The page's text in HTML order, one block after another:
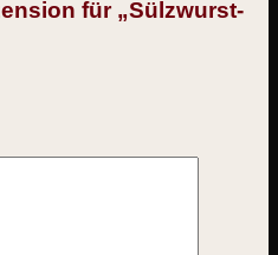
für „Sülzwurst-